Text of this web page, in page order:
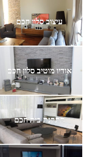
עיצוב סלון חכם
אודיו מוטיב סלון חכם
התקנת בית חכם